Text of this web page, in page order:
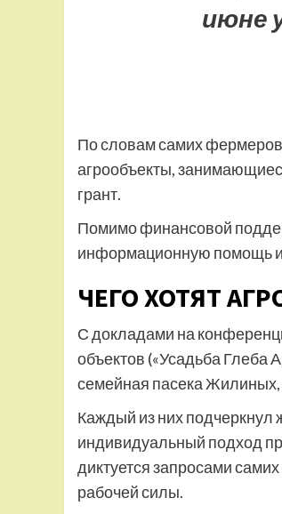
июне
По словам самих
агрообъекты,
грант.
Помимо финансовой
информационную помощь
ЧЕГО ХОТЯТ
С докладами на
объектов («Усадьба Глеба
семейная пасека Жилиных,
Каждый из них подчеркнул
индивидуальный подход
диктуется запросами
рабочей силы.